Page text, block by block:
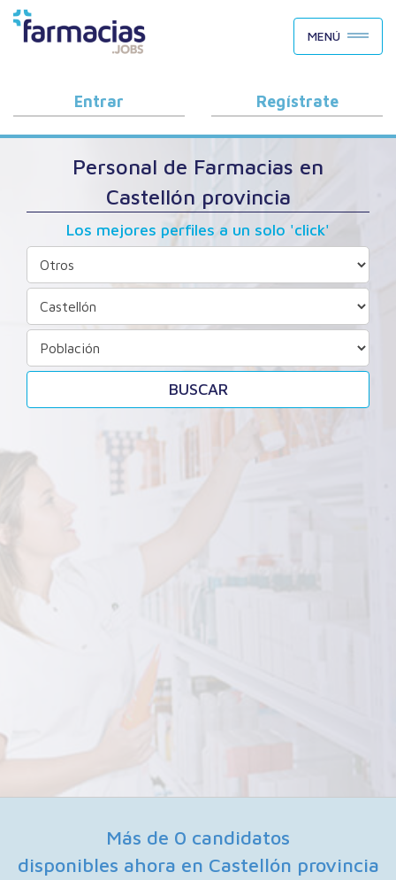
BUSCAR CANDIDATOS
OFERTAS DE EMPLEO
COMO FUNCIONA
PORQUÉ FARMACIAS.JOBS
MENÚ
Entrar Regístrate
Personal de Farmacias en
Castellón provincia
Los mejores perfiles a un solo 'click'
BUSCAR
Más de 0 candidatos
disponibles ahora en Castellón provincia